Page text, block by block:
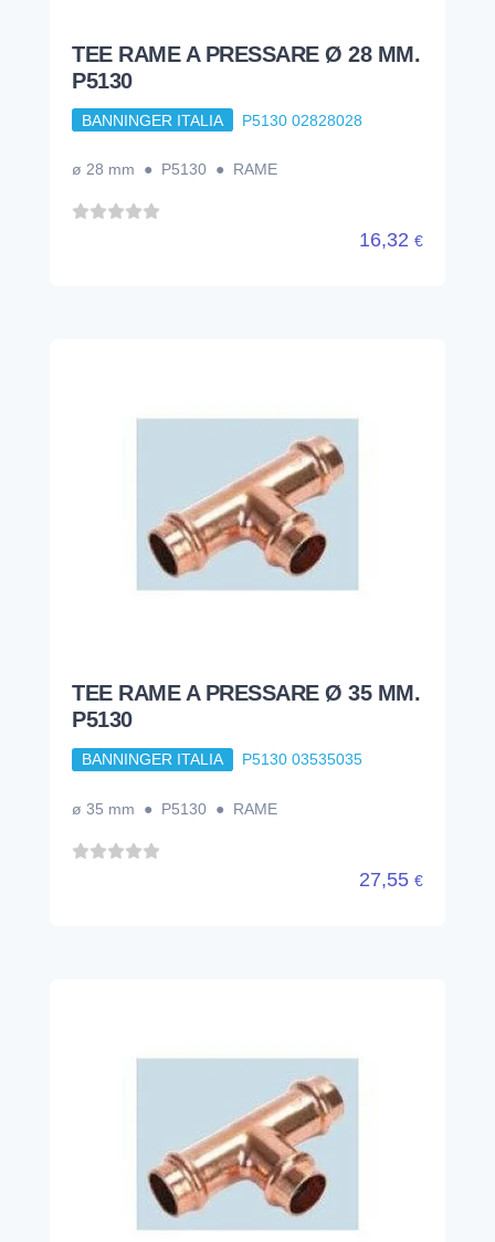
TEE RAME A PRESSARE Ø 28 MM.
P5130
BANNINGER ITALIA P5130 02828028
ø 28 mm ● P5130 ● RAME
16,32 €
TEE RAME A PRESSARE Ø 35 MM.
P5130
BANNINGER ITALIA P5130 03535035
ø 35 mm ● P5130 ● RAME
27,55 €